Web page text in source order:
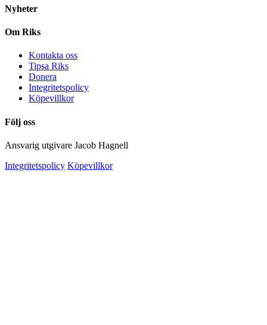
Nyheter
Om Riks
Kontakta oss
Tipsa Riks
Donera
Integritetspolicy
Köpevillkor
Följ oss
Ansvarig utgivare Jacob Hagnell
Integritetspolicy Köpevillkor